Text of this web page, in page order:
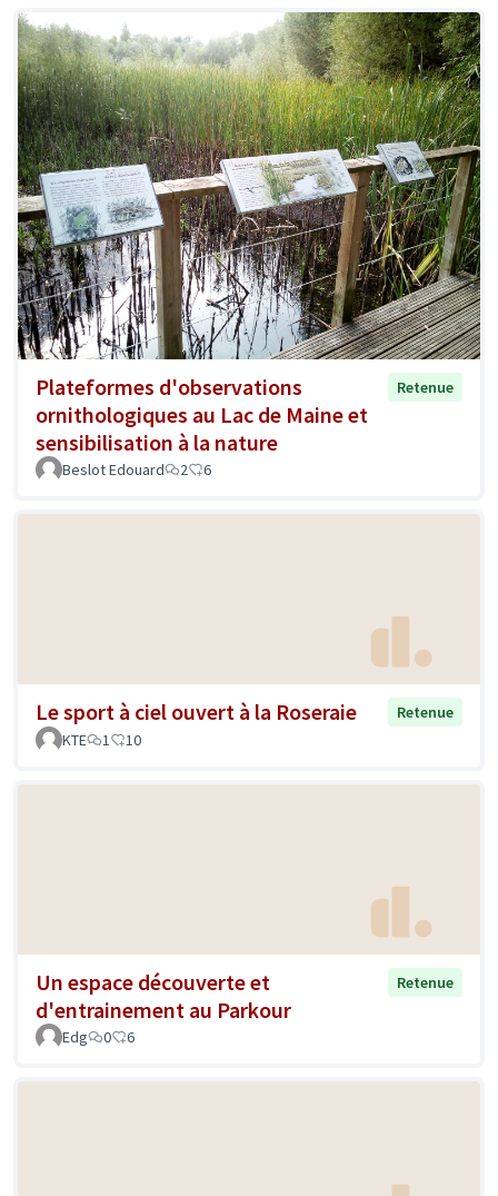
Plateformes d'observations
ornithologiques au Lac de Maine et
sensibilisation à la nature
Retenue
Beslot Edouard 2 6
Le sport à ciel ouvert à la Roseraie
Retenue
KTE
1 10
Un espace découverte et
d'entrainement au Parkour
Retenue
Edg 0 6